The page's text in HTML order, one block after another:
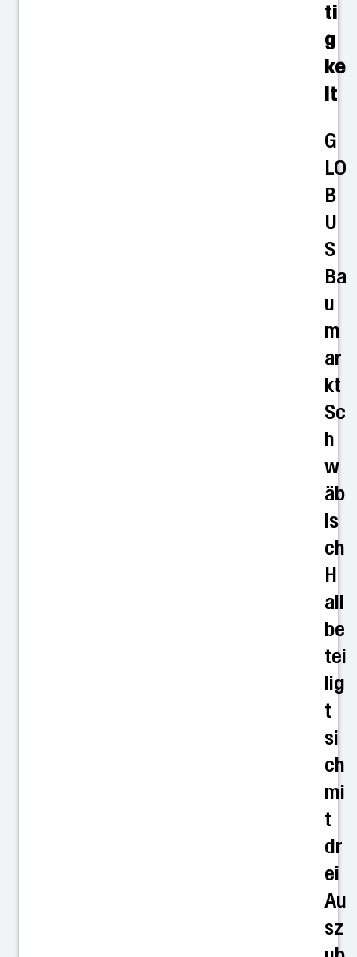
ti
g
ke
it
G
LO
B
U
S
Ba
u
m
ar
kt
Sc
h
w
äb
is
ch
H
all
be
tei
lig
t
si
ch
mi
t
dr
ei
Au
sz